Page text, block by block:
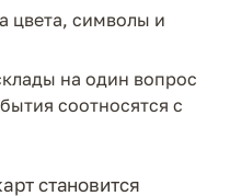
цвета, символы и
на один вопрос
соотносятся с
становится